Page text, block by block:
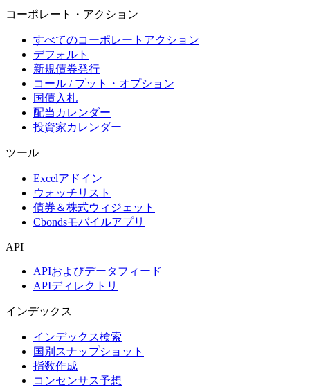
コーポレート・アクション
すべてのコーポレートアクション
デフォルト
新規債券発行
コール / プット・オプション
国債入札
配当カレンダー
投資家カレンダー
ツール
Excelアドイン
ウォッチリスト
債券＆株式ウィジェット
Cbondsモバイルアプリ
API
APIおよびデータフィード
APIディレクトリ
インデックス
インデックス検索
国別スナップショット
指数作成
コンセンサス予想